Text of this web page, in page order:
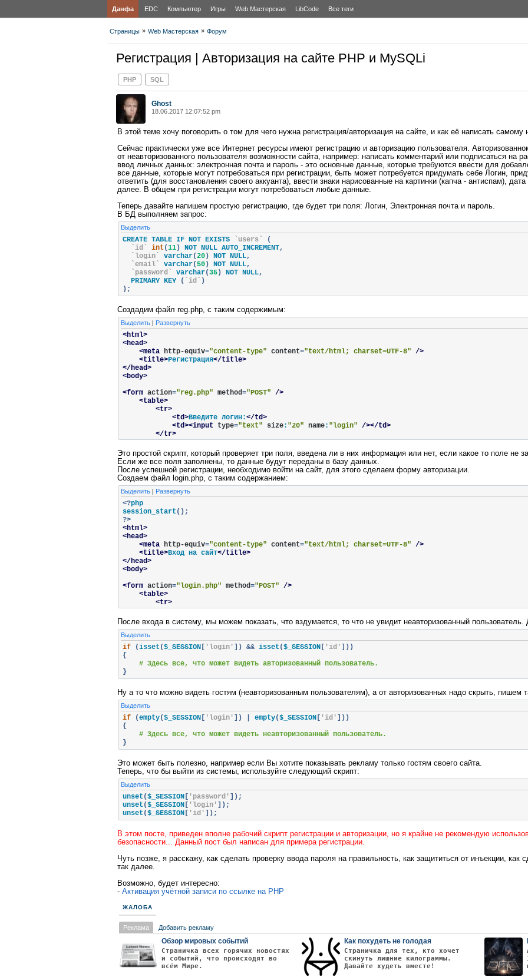
Данфа EDC Компьютер Игры Web Мастерская LibCode Все теги
Страницы » Web Мастерская » Форум
Регистрация | Авторизация на сайте PHP и MySQLi
PHP SQL
Ghost
18.06.2017 12:07:52 pm
В этой теме хочу поговорить о том для чего нужна регистрация/авторизация на сайте, и как её написать
Сейчас практически уже все Интернет ресурсы имеют регистрацию и авторизацию пользователя.
от неавторизованного пользователя возможности сайта, например: написать комментарий или подписаться на
ввод личных данных: электронная почта и пароль - это основные данные, которые требуются ввести для
все данные, которые могут потребоваться при регистрации, быть может потребуется придумать себе Логин,
ответить (для восстановления своего аккуанта), ввести знаки нарисованные на картинки (капча - антиспам),
далее. В общем при регистрации могут потребоваться любые данные.
Теперь давайте напишем простую регистрацию, где будет три поля: Логин, Электронная почта и пароль.
В БД выполняем запрос:
Выделить
CREATE TABLE IF NOT EXISTS `users`
(
`id`
int (11) NOT NULL AUTO_INCREMENT,
`login`
varchar(20) NOT NULL,
`email`
varchar(50) NOT NULL,
`password`
varchar(35) NOT NULL,
  PRIMARY KEY
( `id`
)
);
Создадим файл reg.php, с таким содержимым:
Выделить | Развернуть
<html>
<head>
<meta http-equiv="content-type" content="text/html; charset=UTF-8" />
<title>Регистрация</title>
</head>
<body>
<form action="reg.php" method="POST" />
<table>
<tr>
<td>Введите логин:</td>
<td><input
type="text" size: "20" name: "login" /></td>
</tr>
<tr>
<td> Введите почту:</td>
<td><input type= "text" size: "20" name :"email" /></td>
</tr>
<tr>
<td>Введите пароль:</td>
<td><input
<tr>
<td
</table>
</form>
<?php
$connection
if (isset( $_POST['submit' ]))
empty
{
}
    elseif
(empty($_POST['email']))
{
        $info_reg
= 'Вы не ввели почту';
    elseif
empty ($_POST['password']))
        $info_reg
= 'Вы не ввели пароль';
}
else
{
        $login
= $_POST['login'
];
        $email
$_POST [ 'email'
        $password
= $_POST 'password'];
        $query
= "INSERT INTO `users` (login, email, password)
        $result
= mysqli_query ($connection, $query) or die(mysqli_error($connection));
        $info_reg
= 'Вы успешно зарегистрировались!';
}
}
$info_reg = isset($info_reg
echo $info_reg;
</body>
Это простой скрипт, который проверяет три поля, введена ли в них информация или нет, если какое то поле не
Если же все поля заполнены, то данные будут переданы в базу данных.
После успешной регистрации, необходимо войти на сайт, для этого сделаем форму авторизации.
Создаем файл login.php, с таким содержанием:
Выделить | Развернуть
<?php
session_start ();
?>
<html>
<head>
<meta http-equiv="content-type" content="text/html; charset=UTF-8" />
<title>Вход на сайт</title>
</head>
<body>
<form action="login.php" method="POST" />
<table>
<tr>
<td>Введите логин:</td>
<td><input
type="text" name:"login"
/></td>
</tr>
<td>Введите пароль:</td>
<td><input
type = "password" name "password"
/></td>
</tr>
<td colspan="2"><input class="button" type="submit" value="Войти" name:"submit" /></
</table>
</form>
<? php
$connection
if
{
empty
{
        $info_input
= 'Вы не ввели логин';
}
    elseif
(empty($_POST['password']))
{
        $info_input
= 'Вы не ввели пароль'
}
{
        $login
= $_POST[ 'login'];
        $user
= mysqli_query($connection, "SELECT `id` FROM `users` WHERE `login` = '$login' AND
        $id_user
if (empty($id_user
{
else
            $_SESSION
['password'] = $password;
            $_SESSION
['login']
            $_SESSION
['id'] = $id_user['id'
];
            $info_input
'Вы успешно вошли в систему';
После входа в систему, мы можем показать, что вздумается, то что не увидит неавторизованный
Выделить
if (isset ($_SESSION [ 'login' ]) && isset ($_SESSION [ 'id' ]))
{
# Здесь все, что может видеть авторизованный пользователь.
}
Ну а то что можно видеть гостям (неавторизованным пользователям), а от авторизованных надо скрыть, пишем
Выделить
if (empty($_SESSION [ 'login' ]) empty($_SESSION [ 'id' ]))
{
# Здесь все, что может видеть неавторизованный пользователь.
}
Это может быть полезно, например если Вы хотите показывать рекламу только гостям своего сайта.
Теперь, что бы выйти из системы, используйте следующий скрипт:
Выделить
unset ($_SESSION [ 'password' ]);
unset ($_SESSION [ 'login' ]);
unset ($_SESSION [ 'id' ]);
В этом посте, приведен вполне рабочий скрипт регистрации и авторизации, но я крайне не рекомендую
безопасности... Данный пост был написан для примера регистрации.
Чуть позже, я расскажу, как сделать проверку ввода пароля на правильность, как защититься от инъекции, как
так далее.
Возможно, будет интересно:
- Активация учётной записи по ссылке на PHP
ЖАЛОБА
Реклама Добавить рекламу
Обзор мировых событий
Страничка всех горячих новостях
и событий, что происходят во
всём Мире.
Как похудеть не голодая
Страничка для тех, кто хочет
скинуть лишние килограммы.
Давайте худеть вместе!